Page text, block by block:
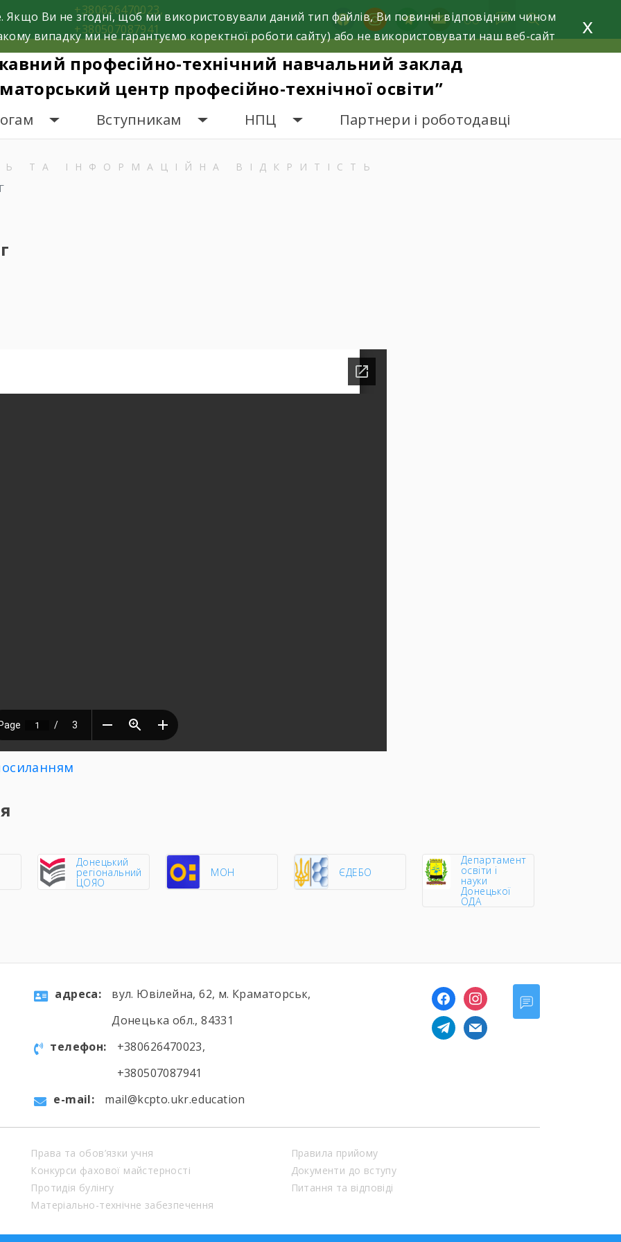
+380626470023,
+380507087941
facebookinstagramtelegram
mail
професійно-технічний навчальний заклад
центр професійно-технічної освіти”
Вступникам НПЦ Партнери і роботодавці
ТА ІНФОРМАЦІЙНА ВІДКРИТІСТЬ
Донецький
регіональний
ЦОЯО
МОН ЄДЕБО
Департамент
освіти і
науки
Донецької
ОДА
Ви не згодні, щоб ми використовували даний тип файлів, Ви повинні відповідним чином
випадку ми не гарантуємо коректної роботи сайту) або не використовувати наш веб-сайт
x
aдресa:
вул. Ювілейна, 62, м. Краматорськ,
Донецька обл., 84331
телефон:
+380626470023,
+380507087941
e-mail:
mail@kcpto.ukr.education
facebookinstagram
telegram
mail
Права та обов’язки учня
Конкурси фахової майстерності
Протидія булінгу
Матеріально-технічне забезпечення
Правила прийому
Документи до вступу
Питання та відповіді